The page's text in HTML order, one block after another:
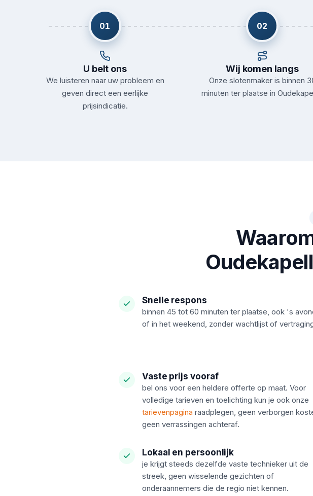
01
U belt ons
We luisteren naar uw probleem en
geven direct een eerlijke
prijsindicatie.
02
Wij komen langs
Onze slotenmaker is binnen
minuten ter plaatse in
Snelle respons
binnen 45 tot 60 minuten ter plaatse, ook 's
of in het weekend, zonder wachtlijst of
Vaste prijs vooraf
bel ons voor een heldere offerte op maat. Voor
volledige tarieven en toelichting kun je ook onze
tarievenpagina raadplegen, geen verborgen
geen verrassingen achteraf.
Lokaal en persoonlijk
je krijgt steeds dezelfde vaste technieker uit de
streek, geen wisselende gezichten of
onderaannemers die de regio niet kennen.